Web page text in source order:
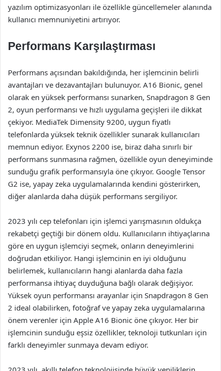
yazılım optimizasyonları ile özellikle güncellemeler alanında
kullanıcı memnuniyetini artırıyor.
Performans Karşılaştırması
Performans açısından bakıldığında, her işlemcinin belirli
avantajları ve dezavantajları bulunuyor. A16 Bionic, genel
olarak en yüksek performansı sunarken, Snapdragon 8 Gen
2, oyun performansı ve hızlı uygulama geçişleri ile dikkat
çekiyor. MediaTek Dimensity 9200, uygun fiyatlı
telefonlarda yüksek teknik özellikler sunarak kullanıcıları
memnun ediyor. Exynos 2200 ise, biraz daha sınırlı bir
performans sunmasına rağmen, özellikle oyun deneyiminde
sunduğu grafik performansıyla öne çıkıyor. Google Tensor
G2 ise, yapay zeka uygulamalarında kendini gösterirken,
diğer alanlarda daha düşük performans sergiliyor.
2023 yılı cep telefonları için işlemci yarışmasının oldukça
rekabetçi geçtiği bir dönem oldu. Kullanıcıların ihtiyaçlarına
göre en uygun işlemciyi seçmek, onların deneyimlerini
doğrudan etkiliyor. Hangi işlemcinin en iyi olduğunu
belirlemek, kullanıcıların hangi alanlarda daha fazla
performansa ihtiyaç duyduğuna bağlı olarak değişiyor.
Yüksek oyun performansı arayanlar için Snapdragon 8 Gen
2 ideal olabilirken, fotoğraf ve yapay zeka uygulamalarına
önem verenler için Apple A16 Bionic öne çıkıyor. Her bir
işlemcinin sunduğu eşsiz özellikler, teknoloji tutkunları için
farklı deneyimler sunmaya devam ediyor.